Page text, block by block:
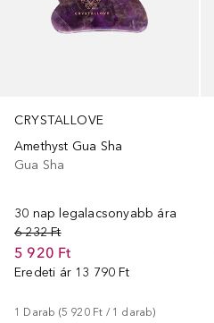
CRYSTALLOVE
Amethyst Gua Sha
Gua Sha
30 nap legalacsonyabb ára
6 232 Ft
5 920 Ft
Eredeti ár 13 790 Ft
1 Darab (5 920 Ft / 1 darab)